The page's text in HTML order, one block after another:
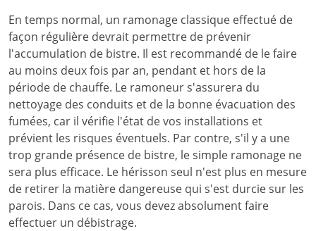
En temps normal, un ramonage classique effectué de
façon régulière devrait permettre de prévenir
l'accumulation de bistre. Il est recommandé de le faire
au moins deux fois par an, pendant et hors de la
période de chauffe. Le ramoneur s'assurera du
nettoyage des conduits et de la bonne évacuation des
fumées, car il vérifie l'état de vos installations et
prévient les risques éventuels. Par contre, s'il y a une
trop grande présence de bistre, le simple ramonage ne
sera plus efficace. Le hérisson seul n'est plus en mesure
de retirer la matière dangereuse qui s'est durcie sur les
parois. Dans ce cas, vous devez absolument faire
effectuer un débistrage.